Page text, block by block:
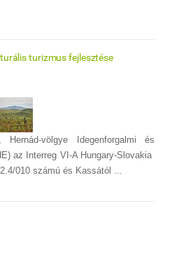
turizmus fejlesztése
Hernád-völgye Idegenforgalmi és
az Interreg VI-A Hungary-Slovakia
010 számú és Kassától ...